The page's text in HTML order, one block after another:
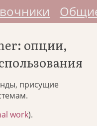
опции,
присущие
work).